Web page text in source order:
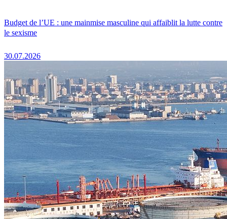
Budget de l’UE : une mainmise masculine qui affaiblit la lutte contre
le sexisme
30.07.2026